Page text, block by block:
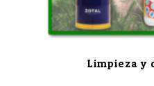
Limpieza y